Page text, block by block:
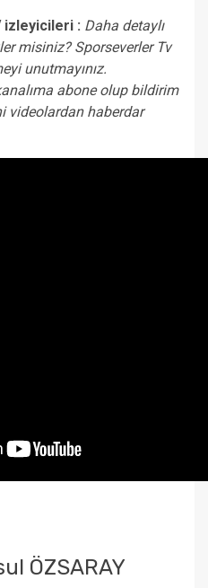
izleyicileri : Daha detaylı
misiniz? Sporseverler Tv
unutmayınız.
abone olup bildirim
videolardan haberdar
ÖZSARAY